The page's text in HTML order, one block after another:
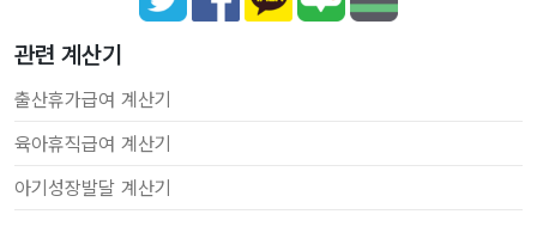
관련 계산기
출산휴가급여 계산기
육아휴직급여 계산기
아기성장발달 계산기